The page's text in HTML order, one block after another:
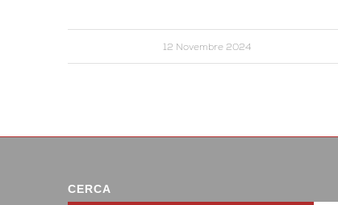
12 Novembre 2024
CERCA